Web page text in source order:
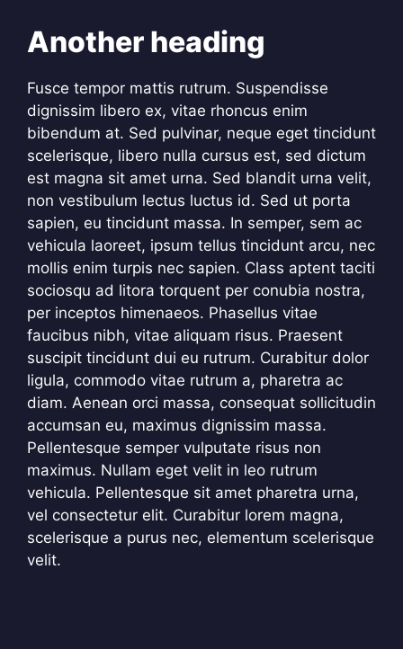
Another heading
Fusce tempor mattis rutrum. Suspendisse
dignissim libero ex, vitae rhoncus enim
bibendum at. Sed pulvinar, neque eget tincidunt
scelerisque, libero nulla cursus est, sed dictum
est magna sit amet urna. Sed blandit urna velit,
non vestibulum lectus luctus id. Sed ut porta
sapien, eu tincidunt massa. In semper, sem ac
vehicula laoreet, ipsum tellus tincidunt arcu, nec
mollis enim turpis nec sapien. Class aptent taciti
sociosqu ad litora torquent per conubia nostra,
per inceptos himenaeos. Phasellus vitae
faucibus nibh, vitae aliquam risus. Praesent
suscipit tincidunt dui eu rutrum. Curabitur dolor
ligula, commodo vitae rutrum a, pharetra ac
diam. Aenean orci massa, consequat sollicitudin
accumsan eu, maximus dignissim massa.
Pellentesque semper vulputate risus non
maximus. Nullam eget velit in leo rutrum
vehicula. Pellentesque sit amet pharetra urna,
vel consectetur elit. Curabitur lorem magna,
scelerisque a purus nec, elementum scelerisque
velit.